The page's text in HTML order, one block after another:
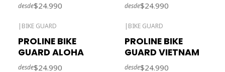
desde$24.990 desde$24.990
| BIKE GUARD
PROLINE BIKE
GUARD ALOHA
desde$24.990
| BIKE GUARD
PROLINE BIKE
GUARD VIETNAM
desde$24.990